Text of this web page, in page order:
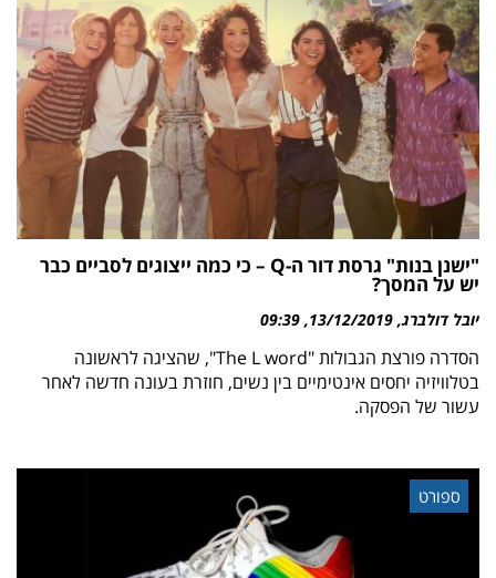
"ישנן בנות" גרסת דור ה-Q – כי כמה ייצוגים לסביים כבר
יש על המסך?
יובל דולברג 13/12/2019
09:39
הסדרה פורצת הגבולות "The L word", שהציגה לראשונה
בטלוויזיה יחסים אינטימיים בין נשים, חוזרת בעונה חדשה לאחר
עשור של הפסקה.
ספורט